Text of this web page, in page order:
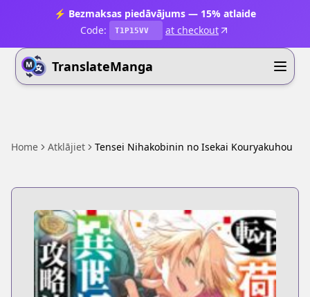
⚡ Bezmaksas piedāvājums — 15% atlaide
Code:
T1P15VV at checkout
TranslateManga
Home Atklājiet Tensei Nihakobinin no Isekai Kouryakuhou